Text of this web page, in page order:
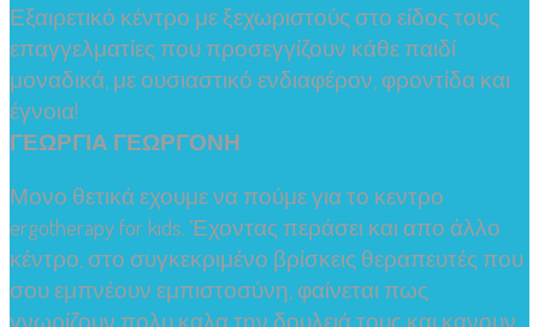
Εξαιρετικό κέντρο με ξεχωριστούς στο είδος τους
επαγγελματίες που προσεγγίζουν κάθε παιδί
μοναδικά, με ουσιαστικό ενδιαφέρον, φροντίδα και
έγνοια!
ΓΕΩΡΓΙΑ ΓΕΩΡΓΟΝΗ
Μονο θετικά εχουμε να πούμε για το κεντρο
ergotherapy for kids. Έχοντας περάσει και απο άλλο
κέντρο, στο συγκεκριμένο βρίσκεις θεραπευτές που
σου εμπνέουν εμπιστοσύνη, φαίνεται πως
γνωρίζουν πολυ καλα την δουλειά τους και κανουν